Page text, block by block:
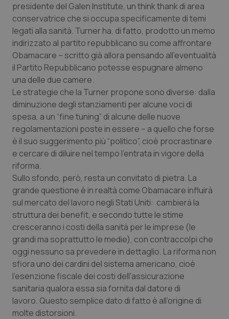
Veneto
Oncoematologia
Oncologia & Nutrizione
Psoriasi & pelle
Quotidiano Cardiologia
Quotidiano Chirurgia
Quotidiano Oncologia
Quotidiano Pediatria
Rene & patologie urogenitali
Salute orale & impianti
Sangue & coagulazione
Tiroide
Tumore al seno
presidente del Galen Institute, un think thank di area
conservatrice che si occupa specificamente di temi
legati alla sanità. Turner ha, di fatto, prodotto un memo
indirizzato al partito repubblicano su come affrontare
Obamacare – scritto già allora pensando all’eventualità
il Partito Repubblicano potesse espugnare almeno
una delle due camere.
Le strategie che la Turner propone sono diverse: dalla
diminuzione degli stanziamenti per alcune voci di
spesa, a un “fine tuning” di alcune delle nuove
regolamentazioni poste in essere – a quello che forse
è il suo suggerimento più “politico”, cioè procrastinare
e cercare di diluire nel tempo l’entrata in vigore della
riforma.
Sullo sfondo, però, resta un convitato di pietra. La
grande questione è in realtà come Obamacare influirà
sul mercato del lavoro negli Stati Uniti: cambierà la
struttura dei benefit, e secondo tutte le stime
cresceranno i costi della sanità per le imprese (le
grandi ma soprattutto le medie), con contraccolpi che
oggi nessuno sa prevedere in dettaglio. La riforma non
sfiora uno dei cardini del sistema americano, cioè
l'esenzione fiscale dei costi dell'assicurazione
sanitaria qualora essa sia fornita dal datore di
lavoro. Questo semplice dato di fatto è all’origine di
molte distorsioni.